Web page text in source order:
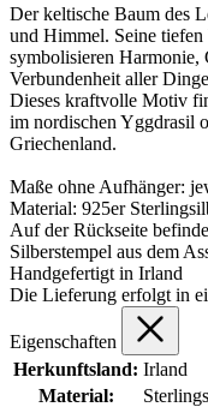
Der keltische Baum des
und Himmel. Seine
symbolisieren Harmonie,
Verbundenheit aller
Dieses kraftvolle Motiv
im nordischen Yggdrasil
Griechenland.
Maße ohne Aufhänger:
Material: 925er
Auf der Rückseite
Silberstempel aus dem
Handgefertigt in Irland
Die Lieferung erfolgt in
Eigenschaften
Herkunftsland: Irland
Material: